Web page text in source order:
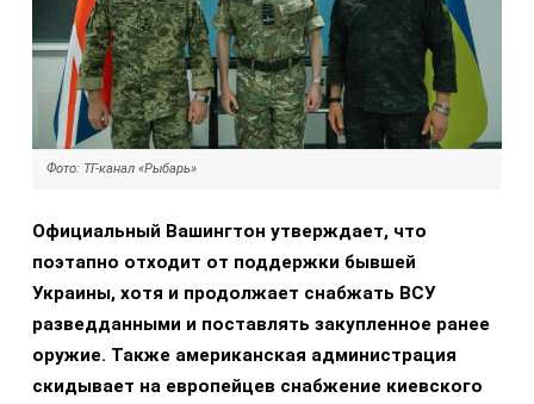
Фото: ТГ-канал «Рыбарь»
Официальный Вашингтон утверждает, что
поэтапно отходит от поддержки бывшей
Украины, хотя и продолжает снабжать ВСУ
разведданными и поставлять закупленное ранее
оружие. Также американская администрация
скидывает на европейцев снабжение киевского